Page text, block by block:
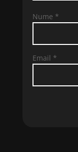
Nume *
Email *